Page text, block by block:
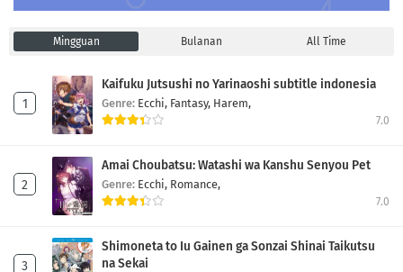
Mingguan Bulanan All Time
Kaifuku Jutsushi no Yarinaoshi subtitle indonesia
Genre: Ecchi, Fantasy, Harem,
7.0
Amai Choubatsu: Watashi wa Kanshu Senyou Pet
Genre: Ecchi, Romance,
7.0
Shimoneta to Iu Gainen ga Sonzai Shinai Taikutsu
na Sekai